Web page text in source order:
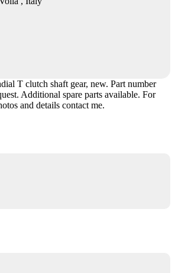
T clutch shaft gear, new. Part number
Additional spare parts available. For
and details contact me.